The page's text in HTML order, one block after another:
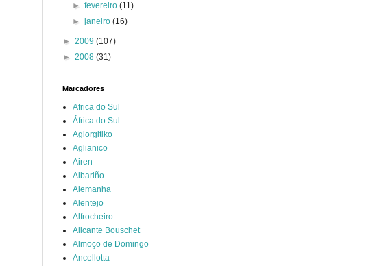
►fevereiro(11)
►janeiro(16)
► 2009 (107)
► 2008 (31)
Marcadores
Africa do Sul
África do Sul
Agiorgitiko
Aglianico
Airen
Albariño
Alemanha
Alentejo
Alfrocheiro
Alicante Bouschet
Almoço de Domingo
Ancellotta